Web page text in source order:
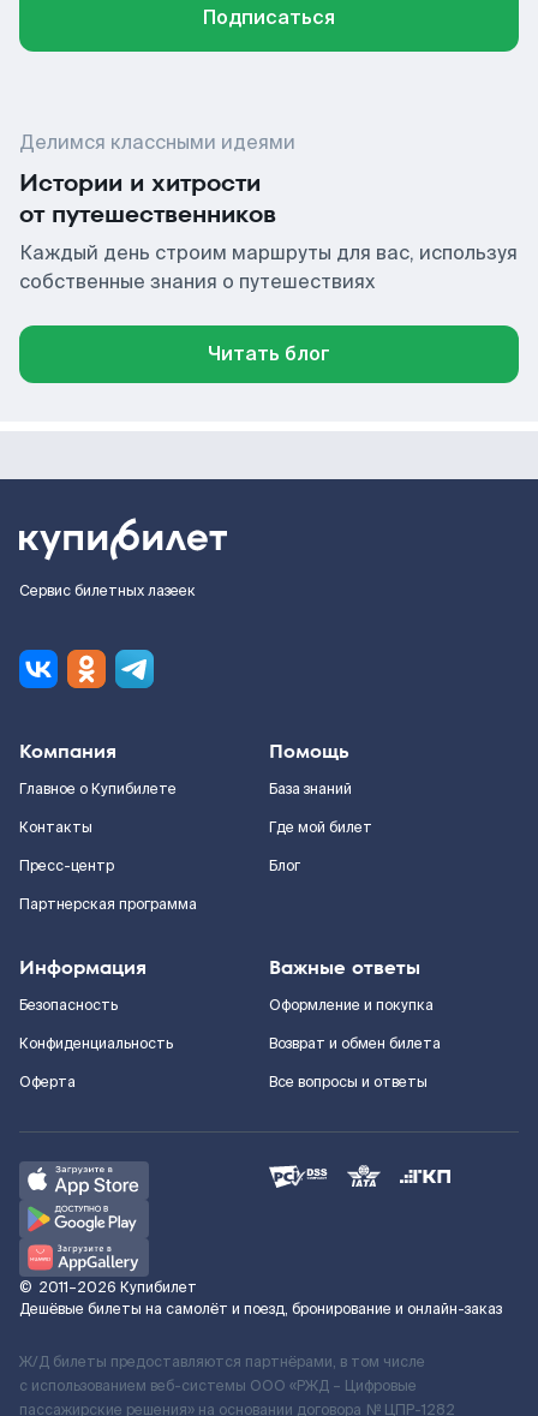
Подписаться
Делимся классными идеями
Истории и хитрости
от путешественников
Каждый день строим маршруты для вас, используя
собственные знания о путешествиях
Читать блог
Сервис билетных лазеек
Компания
Главное о Купибилете
Контакты
Пресс-центр
Партнерская программа
Помощь
База знаний
Где мой билет
Блог
Информация
Безопасность
Конфиденциальность
Оферта
Важные ответы
Оформление и покупка
Возврат и обмен билета
Все вопросы и ответы
© 2011–2026 Купибилет
Дешёвые билеты на самолёт и поезд, бронирование и онлайн-заказ
Ж/Д билеты предоставляются партнёрами, в том числе
с использованием веб-системы ООО «РЖД – Цифровые
пассажирские решения» на основании договора № ЦПР-1282